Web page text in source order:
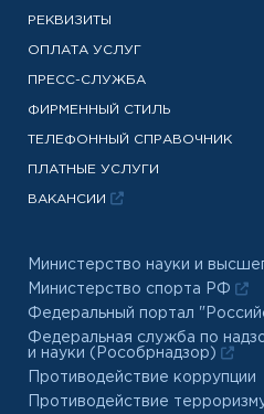
РЕКВИЗИТЫ
ОПЛАТА УСЛУГ
ПРЕСС-СЛУЖБА
ФИРМЕННЫЙ СТИЛЬ
ТЕЛЕФОННЫЙ СПРАВОЧНИК
ПЛАТНЫЕ УСЛУГИ
ВАКАНСИИ
Министерство науки и
Министерство спорта РФ
Федеральный портал
Федеральная служба по
и науки (Рособрнадзор)
Противодействие коррупции
Противодействие